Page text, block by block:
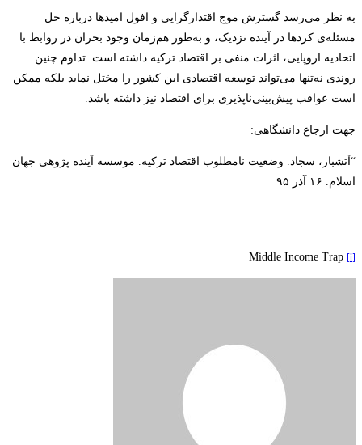
به نظر می‌رسد گسترش موج اقتدارگرایی و افول امیدها درباره حل
مسئله‌ی کردها در آینده نزدیک، و به‌طور هم‌زمان وجود بحران در روابط با
اتحادیه اروپایی، اثرات منفی بر اقتصاد ترکیه داشته است. تداوم چنین
روندی نه‌تنها می‌تواند توسعه اقتصادی این کشور را مختل نماید بلکه ممکن
است عواقب پیش‌بینی‌ناپذیری برای اقتصاد نیز داشته باشد.
جهت ارجاع دانشگاهی:
“آتشبار، سجاد. وضعیت نامطلوب اقتصاد ترکیه. موسسه آینده پژوهی جهان
اسلام. ۱۶ آذر ۹۵
Middle Income Trap